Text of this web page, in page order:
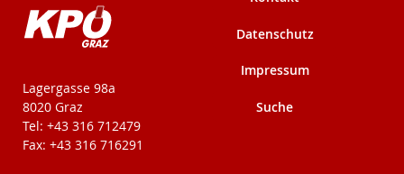
KPÖ-Steiermark
Lagergasse 98a
8020 Graz
Tel: +43 316 712479
Fax: +43 316 716291
Datenschutz
Impressum
Suche